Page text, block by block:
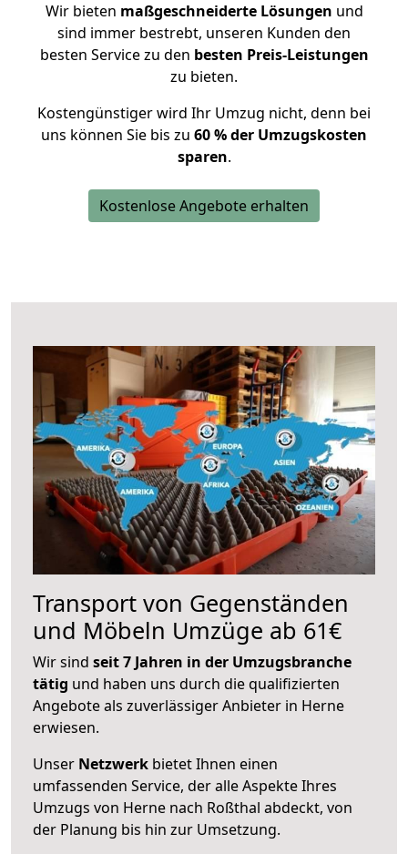
Wir bieten maßgeschneiderte Lösungen und
sind immer bestrebt, unseren Kunden den
besten Service zu den besten Preis-Leistungen
zu bieten.
Kostengünstiger wird Ihr Umzug nicht, denn bei
uns können Sie bis zu 60 % der Umzugskosten
sparen.
Kostenlose Angebote erhalten
Transport von Gegenständen
und Möbeln Umzüge ab 61€
Wir sind seit 7 Jahren in der Umzugsbranche
tätig und haben uns durch die qualifizierten
Angebote als zuverlässiger Anbieter in Herne
erwiesen.
Unser Netzwerk bietet Ihnen einen
umfassenden Service, der alle Aspekte Ihres
Umzugs von Herne nach Roßthal abdeckt, von
der Planung bis hin zur Umsetzung.